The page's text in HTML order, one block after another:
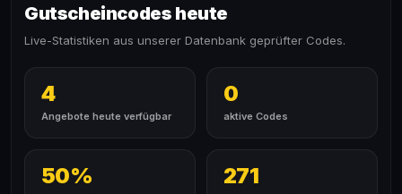
Gutscheincodes heute
Live-Statistiken aus unserer Datenbank geprüfter Codes.
4
Angebote heute verfügbar
0
aktive Codes
50% 271